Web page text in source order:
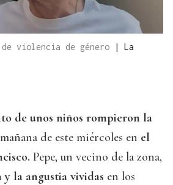
violencia de género | La
de unos niños rompieron la
de este miércoles en el
Pepe, un vecino de la zona,
la angustia vividas en los